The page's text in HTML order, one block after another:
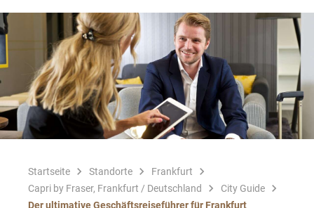
Startseite Standorte
Frankfurt
Capri by Fraser, Frankfurt / Deutschland
City Guide
Der ultimative Geschäftsreiseführer für Frankfurt